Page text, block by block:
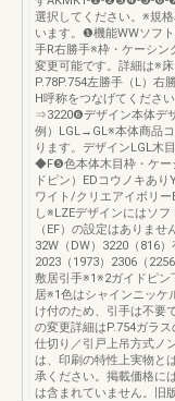
選択してください。※規
います。❶機能WWソフ
手R右勝手※枠・ケーシン
変更可能です。詳細は※
P.78P.754左勝手（L）右
H呼称をつなげてくださ
⇒3220❻デザイン本体デ
例）LGL→GL※本体商品
ります。デザインLGL木
◆F❺色本体木目枠・ケー
ドピン）EDコウノキあ
ワイト/クリエアイボリー
し※LZEデザインにはソ
（EF）の設定はありま
32W（DW）3220（816
2023（1973）2306（
敷居引手※1※2ガイドピン
居※1色はシャインニッケ
け付のため、引手は不要
の変更詳細はP.754ガラ
仕切り／引戸上吊方式ノ
は、印刷の特性上実物と
承ください。掲載価格に
は含まれていません。旧